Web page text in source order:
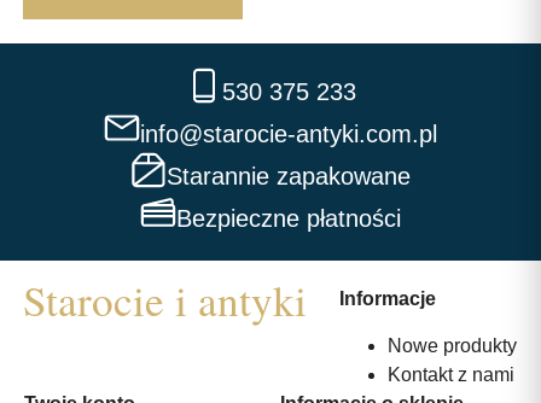
530 375 233
info@starocie-antyki.com.pl
Starannie zapakowane
Bezpieczne płatności
Informacje
Nowe produkty
Kontakt z nami